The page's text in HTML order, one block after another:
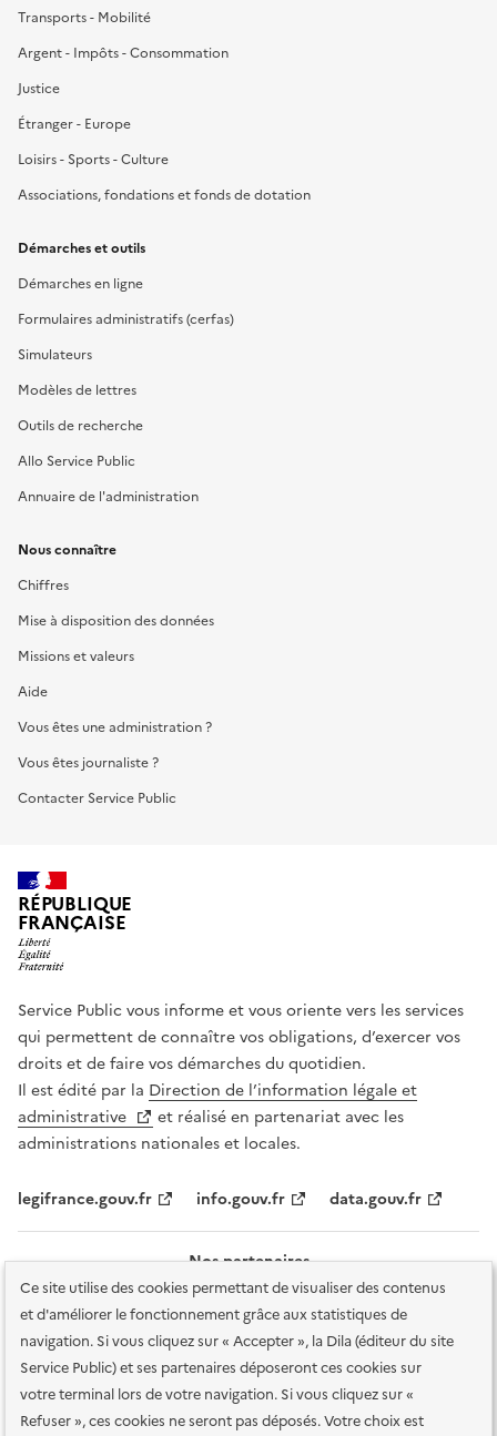
Ce site utilise des cookies permettant de visualiser des contenus
et d'améliorer le fonctionnement grâce aux statistiques de
navigation. Si vous cliquez sur « Accepter », la Dila (éditeur du site
Service Public) et ses partenaires déposeront ces cookies sur
votre terminal lors de votre navigation. Si vous cliquez sur «
Refuser », ces cookies ne seront pas déposés. Votre choix est
Transports - Mobilité
Argent - Impôts - Consommation
Justice
Étranger - Europe
Loisirs - Sports - Culture
Associations, fondations et fonds de dotation
Démarches et outils
Démarches en ligne
Formulaires administratifs (cerfas)
Simulateurs
Modèles de lettres
Outils de recherche
Allo Service Public
Annuaire de l'administration
Nous connaître
Chiffres
Mise à disposition des données
Missions et valeurs
Aide
Vous êtes une administration ?
Vous êtes journaliste ?
Contacter Service Public
RÉPUBLIQUE
FRANÇAISE
Service Public vous informe et vous oriente vers les services
qui permettent de connaître vos obligations, d’exercer vos
droits et de faire vos démarches du quotidien.
Il est édité par la Direction de l’information légale et
administrative
et réalisé en partenariat avec les
administrations nationales et locales.
legifrance.gouv.fr info.gouv.fr data.gouv.fr
Nos partenaires
Plan du site Accessibilité : totalement conforme
Accessibilité des